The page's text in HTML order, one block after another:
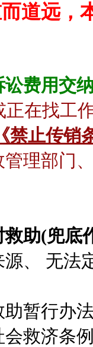
道远，
费用交
在找工
《禁止传销
理部门
救助(兜底
、 无法
助暂行办
救济条